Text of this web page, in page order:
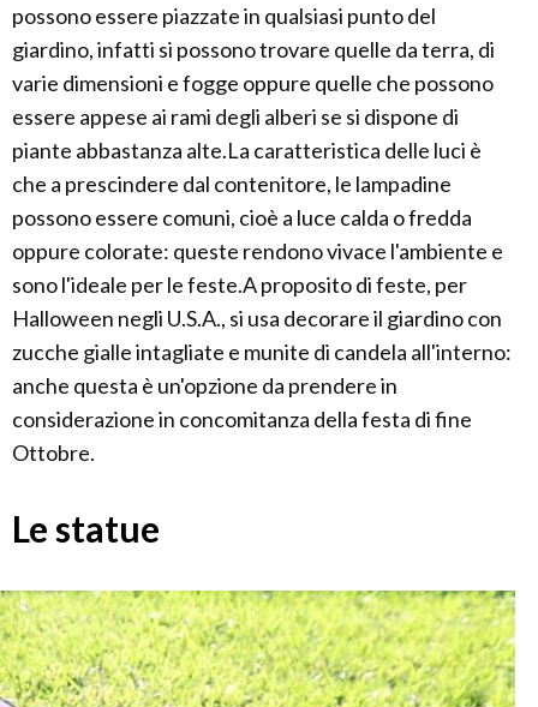
possono essere piazzate in qualsiasi punto del
giardino, infatti si possono trovare quelle da terra, di
varie dimensioni e fogge oppure quelle che possono
essere appese ai rami degli alberi se si dispone di
piante abbastanza alte.La caratteristica delle luci è
che a prescindere dal contenitore, le lampadine
possono essere comuni, cioè a luce calda o fredda
oppure colorate: queste rendono vivace l'ambiente e
sono l'ideale per le feste.A proposito di feste, per
Halloween negli U.S.A., si usa decorare il giardino con
zucche gialle intagliate e munite di candela all'interno:
anche questa è un'opzione da prendere in
considerazione in concomitanza della festa di fine
Ottobre.
Le statue